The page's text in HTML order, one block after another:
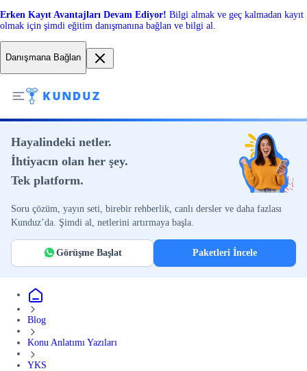
Erken Kayıt Avantajları Devam Ediyor! Bilgi almak ve geç kalmadan kayıt
olmak için şimdi eğitim danışmanına bağlan ve bilgi al.
Danışmana Bağlan
Hayalindeki netler.
İhtiyacın olan her şey.
Tek platform.
Soru çözüm, yayın seti, birebir rehberlik, canlı dersler ve daha fazlası
Kunduz’da. Şimdi al, netlerini artırmaya başla.
Görüşme Başlat Paketleri İncele
Blog
Konu Anlatımı Yazıları
YKS